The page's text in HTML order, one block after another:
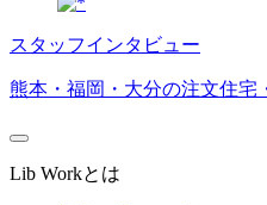
スタッフインタビュー
熊本・福岡・大分の注文住宅
Lib Workとは